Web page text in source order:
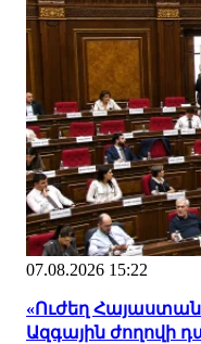
07.08.2026 15:22
«Ուժեղ
Ազգային ժողովի